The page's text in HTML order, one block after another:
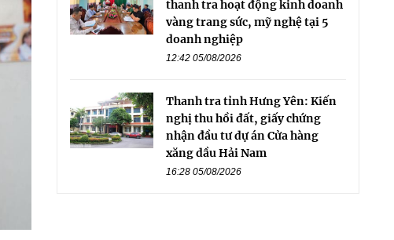
thanh tra hoạt động kinh doanh
vàng trang sức, mỹ nghệ tại 5
doanh nghiệp
12:42 05/08/2026
Thanh tra tỉnh Hưng Yên: Kiến
nghị thu hồi đất, giấy chứng
nhận đầu tư dự án Cửa hàng
xăng dầu Hải Nam
16:28 05/08/2026